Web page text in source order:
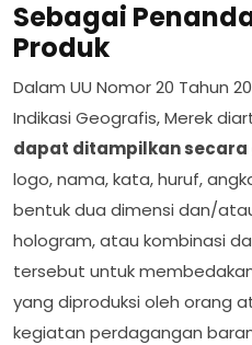
Sebagai
Produk
Dalam UU Nomor 20 Tahun
Indikasi Geografis, Merek
dapat ditampilkan secara
logo, nama, kata, huruf,
bentuk dua dimensi dan/
hologram, atau kombinasi
tersebut untuk
yang diproduksi oleh orang
kegiatan perdagangan